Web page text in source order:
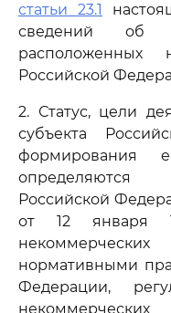
статьи 23.1
сведений об
расположенных
Российской
2. Статус, цели
субъекта
формирования
определяются
Российской
от 12 января
нормативными
Федерации,